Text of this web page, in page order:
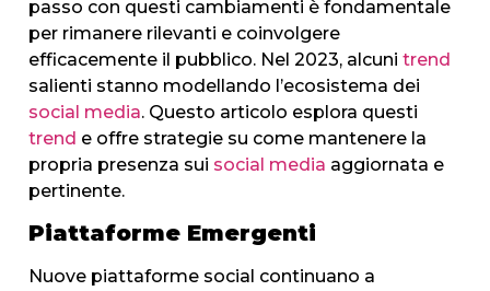
passo con questi cambiamenti è fondamentale
per rimanere rilevanti e coinvolgere
efficacemente il pubblico. Nel 2023, alcuni trend
salienti stanno modellando l’ecosistema dei
social media. Questo articolo esplora questi
trend e offre strategie su come mantenere la
propria presenza sui social media aggiornata e
pertinente.
Piattaforme Emergenti
Nuove piattaforme social continuano a